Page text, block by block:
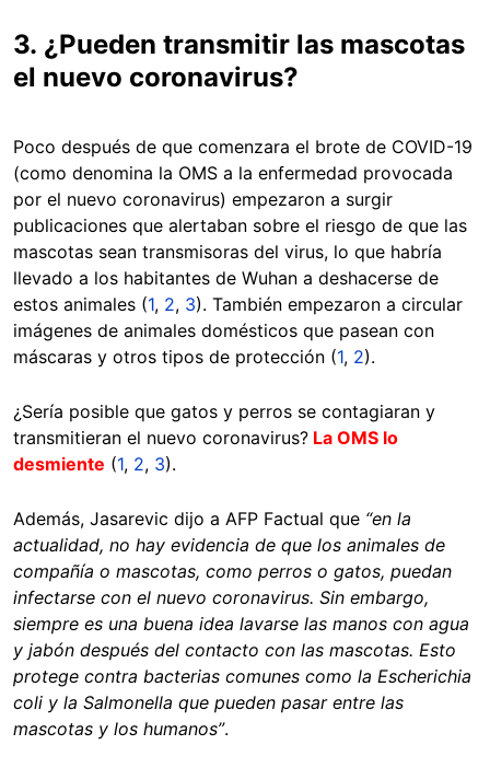
3. ¿Pueden transmitir las mascotas
el nuevo coronavirus?
Poco después de que comenzara el brote de COVID-19
(como denomina la OMS a la enfermedad provocada
por el nuevo coronavirus) empezaron a surgir
publicaciones que alertaban sobre el riesgo de que las
mascotas sean transmisoras del virus, lo que habría
llevado a los habitantes de Wuhan a deshacerse de
estos animales (1, 2, 3). También empezaron a circular
imágenes de animales domésticos que pasean con
máscaras y otros tipos de protección (1, 2).
¿Sería posible que gatos y perros se contagiaran y
transmitieran el nuevo coronavirus? La OMS lo
desmiente (1, 2, 3).
Además, Jasarevic dijo a AFP Factual que “en la
actualidad, no hay evidencia de que los animales de
compañía o mascotas, como perros o gatos, puedan
infectarse con el nuevo coronavirus. Sin embargo,
siempre es una buena idea lavarse las manos con agua
y jabón después del contacto con las mascotas. Esto
protege contra bacterias comunes como la Escherichia
coli y la Salmonella que pueden pasar entre las
mascotas y los humanos”.